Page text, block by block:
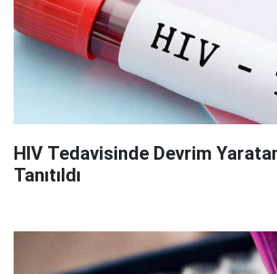
HIV Tedavisinde Devrim
Tanıtıldı